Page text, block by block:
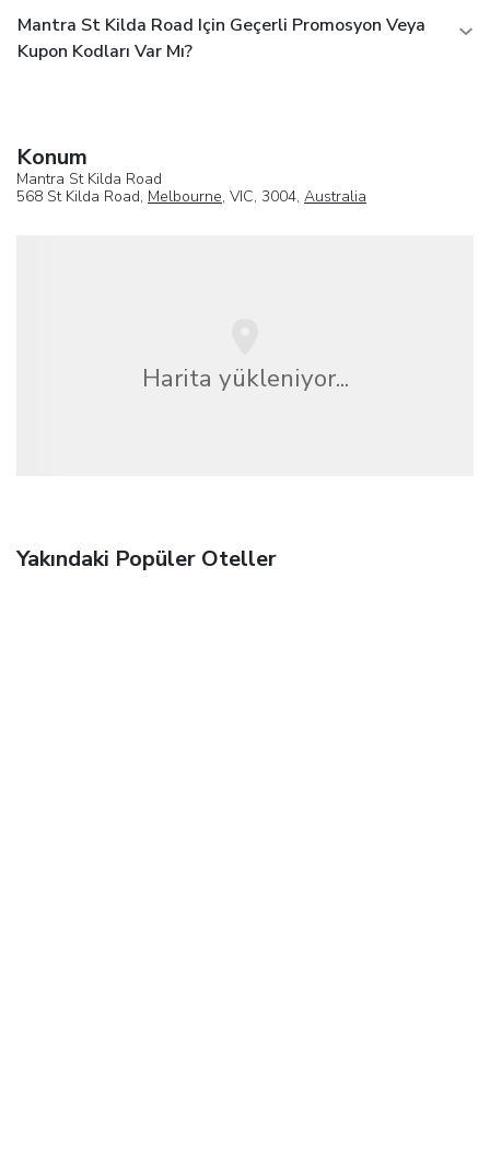
Mantra St Kilda Road Için Geçerli Promosyon Veya
Kupon Kodları Var Mı?
Konum
Mantra St Kilda Road
568 St Kilda Road, Melbourne, VIC, 3004, Australia
Harita yükleniyor...
Yakındaki Popüler Oteller